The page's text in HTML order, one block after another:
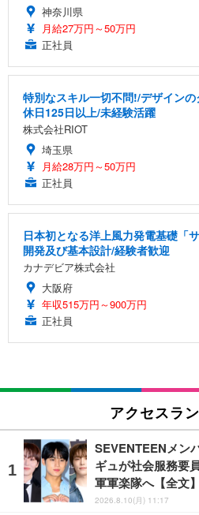
神奈川県
月給27万円～50万円
正社員
特別なスキル一切不問!/デザイン
休日125日以上/未経験活躍
株式会社RIOT
埼玉県
月給28万円～50万円
正社員
日本初となる洋上風力発電基礎「
開発及び基本設計/経験者歓迎
カナデビア株式会社
大阪府
年収515万円～900万円
正社員
アクセスラ
SEVENTEENメン
ギュが社会服務要
軍軍楽隊へ【全文】
2026.8.10(月) 11:17